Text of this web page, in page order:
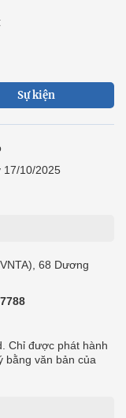
Sự kiện
17/10/2025
68 Dương
Chỉ được phát hành
bằng văn bản của